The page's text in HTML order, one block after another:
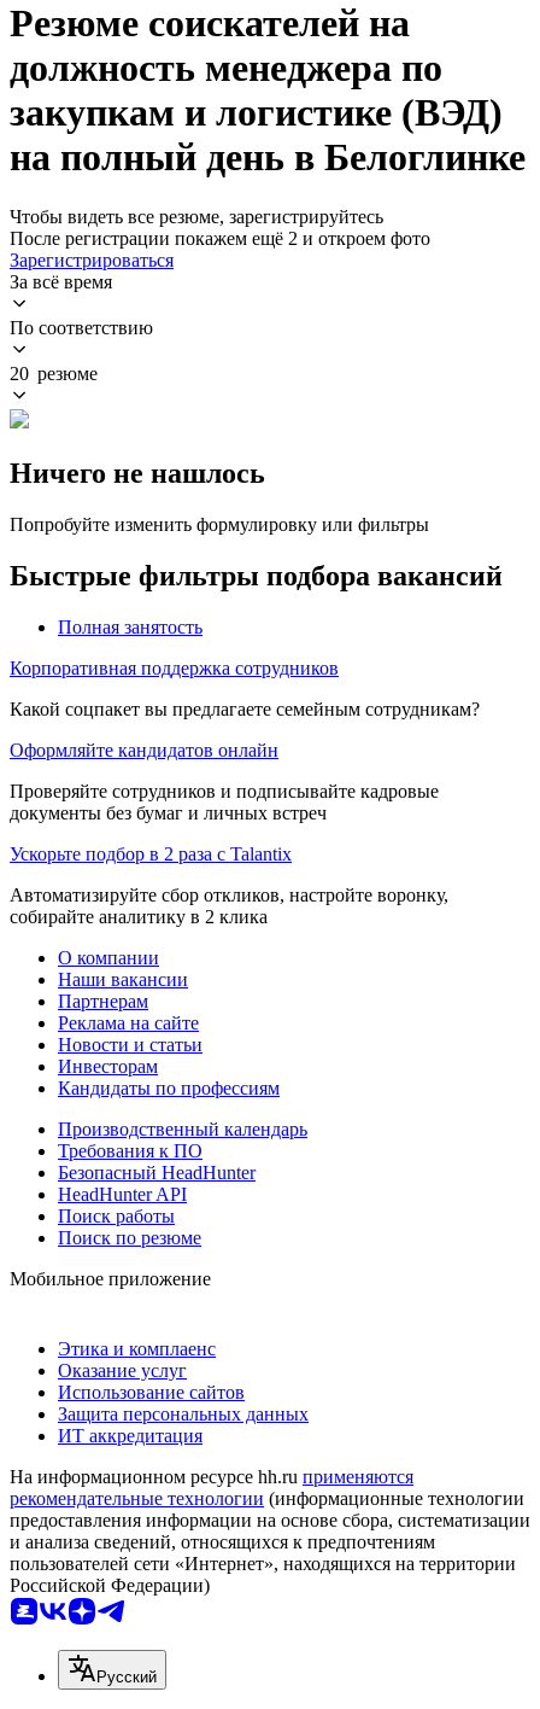
Резюме соискателей на
должность менеджера по
закупкам и логистике (ВЭД)
на полный день в Белоглинке
Чтобы видеть все резюме, зарегистрируйтесь
После регистрации покажем ещё 2 и откроем фото
Зарегистрироваться
За всё время
По соответствию
20 резюме
Ничего не нашлось
Попробуйте изменить формулировку или фильтры
Быстрые фильтры подбора вакансий
Полная занятость
Корпоративная поддержка сотрудников
Какой соцпакет вы предлагаете семейным сотрудникам?
Оформляйте кандидатов онлайн
Проверяйте сотрудников и подписывайте кадровые
документы без бумаг и личных встреч
Ускорьте подбор в 2 раза с Talantix
Автоматизируйте сбор откликов, настройте воронку,
собирайте аналитику в 2 клика
О компании
Наши вакансии
Партнерам
Реклама на сайте
Новости и статьи
Инвесторам
Кандидаты по профессиям
Производственный календарь
Требования к ПО
Безопасный HeadHunter
HeadHunter API
Поиск работы
Поиск по резюме
Мобильное приложение
Этика и комплаенс
Оказание услуг
Использование сайтов
Защита персональных данных
ИТ аккредитация
На информационном ресурсе hh.ru применяются
рекомендательные технологии (информационные технологии
предоставления информации на основе сбора, систематизации
и анализа сведений, относящихся к предпочтениям
пользователей сети «Интернет», находящихся на территории
Российской Федерации)
Русский